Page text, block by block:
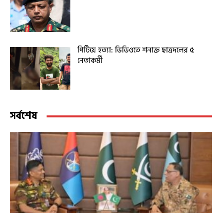
পিটিয়ে হত্যা: ভিডিওতে শনাক্ত ছাত্রদলের ৫
নেতাকর্মী
সর্বশেষ